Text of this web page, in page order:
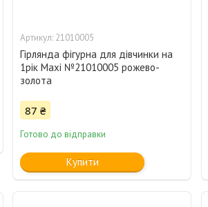
21010005
Гірлянда фігурна для дівчинки на
1рік Maxi №21010005 рожево-
золота
87 ₴
Готово до відправки
Купити